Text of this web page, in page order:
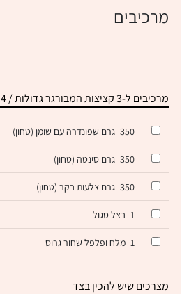
מרכיבים
מרכיבים ל-3 קציצות המבורגר גדולות / 4 בינוניות
350 גרם שפונדרה עם שומן (טחון)
350 גרם סינטה (טחון)
350 גרם צלעות בקר (טחון)
1 בצל סגול
1 מלח ופלפל שחור גרוס
מצרכים שיש להכין בצד